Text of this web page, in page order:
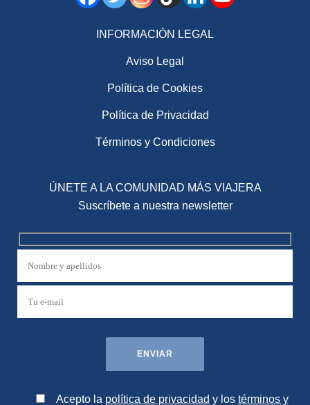
INFORMACIÓN LEGAL
Aviso Legal
Política de Cookies
Política de Privacidad
Términos y Condiciones
ÚNETE A LA COMUNIDAD MÁS VIAJERA
Suscríbete a nuestra newsletter
Acepto la política de privacidad y los términos y